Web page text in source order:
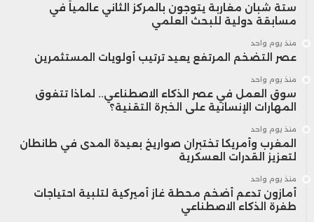
وبناء ملاعب رياضية وفقًا للمعايير الدولية
استعدادًا لاستضافة هذه البطولة العالمية.
من خلال هذه التحولات الاستراتيجية، يطمح
المغرب إلى تحقيق نقلة نوعية في اقتصاده،
مستفيدًا من موقعه الجغرافي والإمكانات
الاقتصادية المتاحة.
ستة شبان مغاربة يتوجون بالمركز الثاني عالمياً في
مسابقة دولية للبحث العلمي
منذ يوم واحد
عصر التضخم المرتفع يعيد ترتيب أولويات المستثمرين
منذ يوم واحد
سوق العمل في عصر الذكاء الاصطناعي.. لماذا تتفوق
المهارات الإنسانية على الخبرة التقنية؟
منذ يوم واحد
المغرب وأمريكا تختبران صواريخ بعيدة المدى في طانطان
لتعزيز القدرات العسكرية
منذ يوم واحد
أمازون تدعم أضخم محطة غاز أميركية لتلبية احتياجات
طفرة الذكاء الاصطناعي